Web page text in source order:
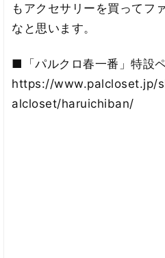
もアクセサリーを買ってフ
なと思います。
■「パルクロ春一番」特設
https://www.palcloset.jp/
alcloset/haruichiban/